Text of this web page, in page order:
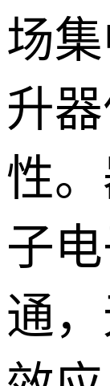
场
升
性
子
通